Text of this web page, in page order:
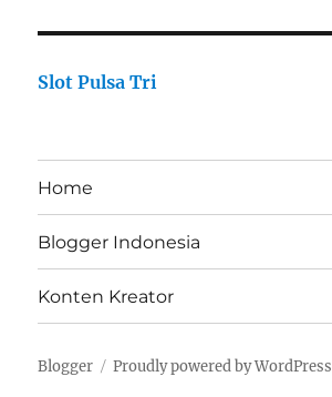
Slot Pulsa Tri
Home
Blogger Indonesia
Konten Kreator
Blogger Proudly powered by WordPress